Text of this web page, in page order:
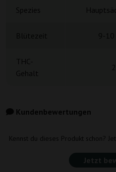
Spezies
THC-
Gehalt
Kundenbewertungen
Kennst du dieses Produkt schon?
Jetzt